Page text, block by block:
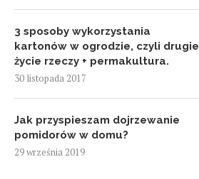
3 sposoby wykorzystania
kartonów w ogrodzie, czyli drugie
życie rzeczy + permakultura.
30 listopada 2017
Jak przyspieszam dojrzewanie
pomidorów w domu?
29 września 2019